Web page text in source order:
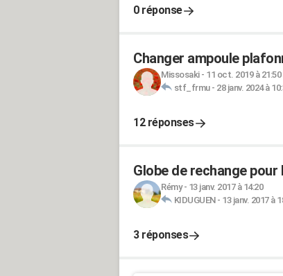
0 réponse
Changer ampoule
Missosaki- 11 oct. 2019 à 21:50
stf_frmu- 28 janv. 2024 à
12 réponses
Globe de rechange
Rémy- 13 janv. 2017 à 14:20
KIDUGUEN- 13 janv. 2017 à
3 réponses